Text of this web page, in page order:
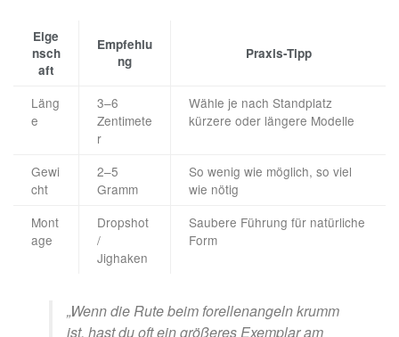
Eige
nsch
aft
Empfehlu
ng
Praxis-Tipp
Läng
e
3–6
Zentimete
r
Wähle je nach Standplatz
kürzere oder längere Modelle
Gewi
cht
2–5
Gramm
So wenig wie möglich, so viel
wie nötig
Mont
age
Dropshot
/
Jighaken
Saubere Führung für natürliche
Form
„Wenn die Rute beim forellenangeln krumm
ist, hast du oft ein größeres Exemplar am